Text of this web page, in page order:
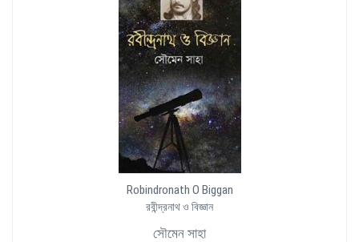
Robindronath O Biggan
রবীন্দ্রনাথ ও বিজ্ঞান
সৌমেন সাহা